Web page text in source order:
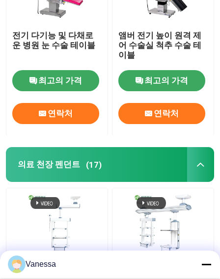
전기 다기능 및 다채로
운 병원 눈 수술 테이블
최고의 가격
연락처
앰버 전기 높이 원격 제
어 수술실 척추 수술 테
이블
최고의 가격
연락처
의료 천장 펜던트 (17)
AMBER 유연 통합 기능
천장 부착형 의료 가스
Vanessa